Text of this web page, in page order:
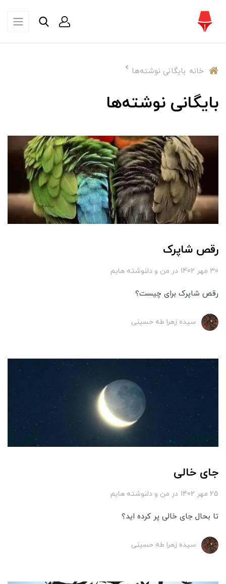
خانه بایگانی نوشته‌ها
بایگانی نوشته‌ها
رقص شاپرک
30 مهر 1402 در من و دلنوشته هایم
رقص شاپرک برای چیست؟
سیده زهرا طه حسینی
جای خالی
25 مهر 1402 در من و دلنوشته هایم
تا بحال جای خالی پر کرده اید؟
سیده زهرا طه حسینی